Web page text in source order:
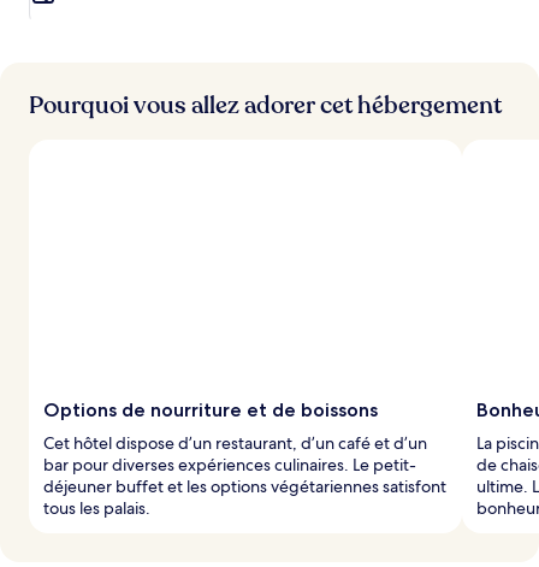
Pourquoi vous allez adorer cet hébergement
Options de nourriture et de boissons
Cet hôtel dispose d’un restaurant, d’un café et d’un
bar pour diverses expériences culinaires. Le petit-
déjeuner buffet et les options végétariennes satisfont
tous les palais.
La
de
ultime.